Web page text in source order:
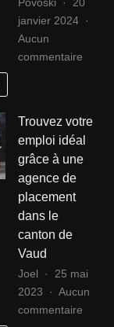
janvier 2024
Aucun
commentaire
caché
:
la
Trouvez votre
emploi idéal
grâce à une
agence de
placement
dans le
canton de
Vaud
Joel
25 mai
2023
Aucun
commentaire